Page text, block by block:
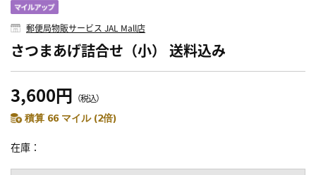
郵便局物販サービス JAL Mall店
さつまあげ詰合せ（小） 送料込み
3,600円 （税込）
積算 66 マイル (2倍)
在庫